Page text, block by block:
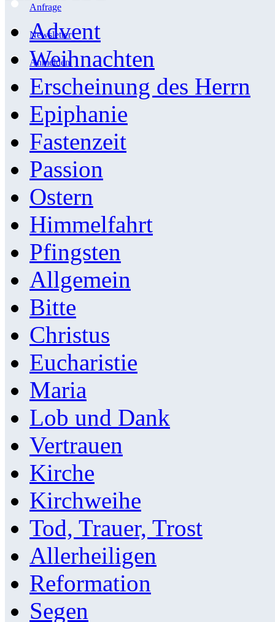
Anfrage
Newsletter
Anmelden
Advent
Weihnachten
Erscheinung des Herrn
Epiphanie
Fastenzeit
Passion
Ostern
Himmelfahrt
Pfingsten
Allgemein
Bitte
Christus
Eucharistie
Maria
Lob und Dank
Vertrauen
Kirche
Kirchweihe
Tod, Trauer, Trost
Allerheiligen
Reformation
Segen